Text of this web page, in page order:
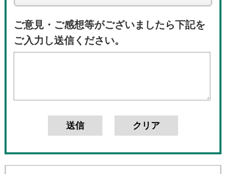
ご意見・ご感想等がございましたら下記を
ご入力し送信ください。